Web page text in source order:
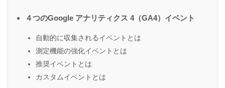
４つのGoogle アナリティクス 4（GA4）イベント
自動的に収集されるイベントとは
測定機能の強化イベントとは
推奨イベントとは
カスタムイベントとは